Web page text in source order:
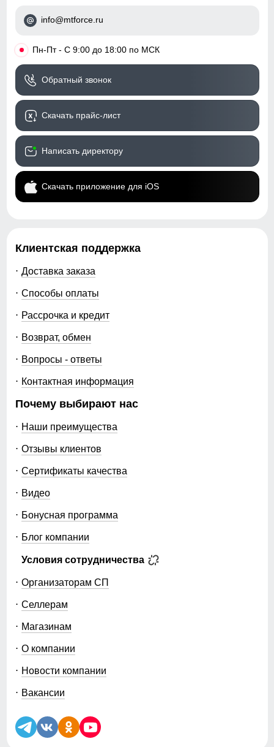
info@mtforce.ru
• Пн-Пт - С 9:00 до 18:00 по МСК
Обратный звонок
Скачать прайс-лист
Написать директору
Скачать приложение для iOS
Клиентская поддержка
Доставка заказа
Способы оплаты
Рассрочка и кредит
Возврат, обмен
Вопросы - ответы
Контактная информация
Почему выбирают нас
Наши преимущества
Отзывы клиентов
Сертификаты качества
Видео
Бонусная программа
Блог компании
Условия сотрудничества
Организаторам СП
Селлерам
Магазинам
О компании
Новости компании
Вакансии